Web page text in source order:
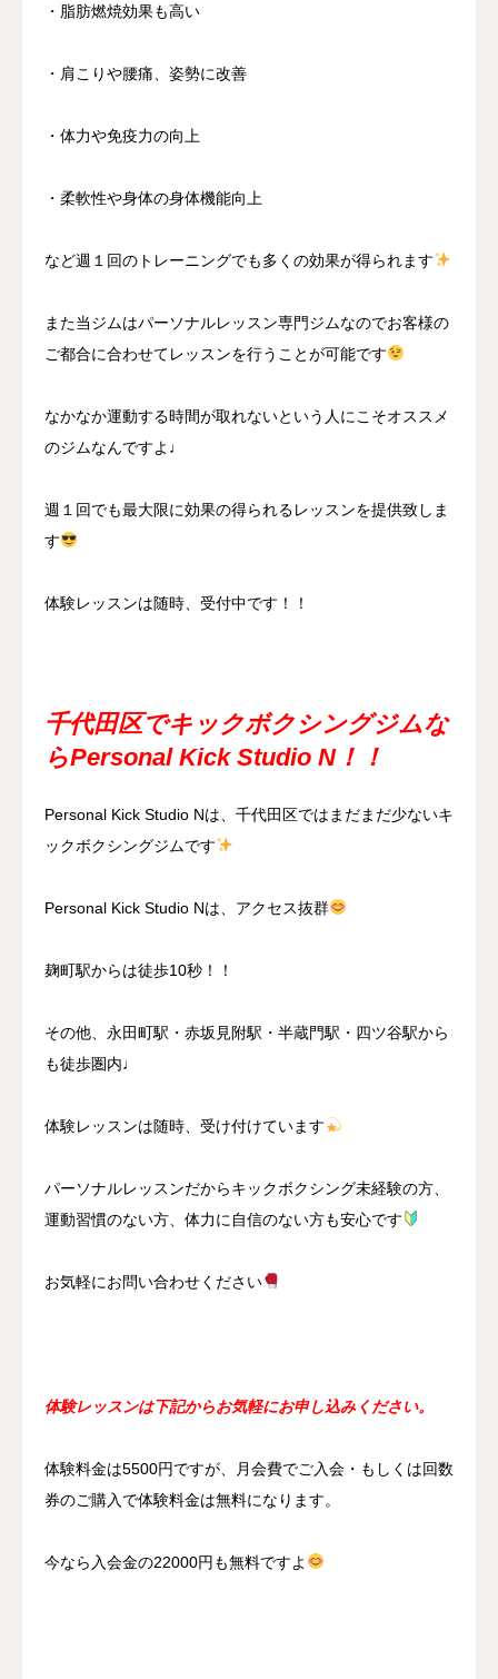
・脂肪燃焼効果も高い
・肩こりや腰痛、姿勢に改善
・体力や免疫力の向上
・柔軟性や身体の身体機能向上
など週１回のトレーニングでも多くの効果が得られます
また当ジムはパーソナルレッスン専門ジムなのでお客様の
ご都合に合わせてレッスンを行うことが可能です
なかなか運動する時間が取れないという人にこそオススメ
のジムなんですよ♩
週１回でも最大限に効果の得られるレッスンを提供致しま
す
体験レッスンは随時、受付中です！！
千代田区でキックボクシングジムな
らPersonal Kick Studio N！！
Personal Kick Studio Nは、千代田区ではまだまだ少ないキ
ックボクシングジムです
Personal Kick Studio Nは、アクセス抜群
麹町駅からは徒歩10秒！！
その他、永田町駅・赤坂見附駅・半蔵門駅・四ツ谷駅から
も徒歩圏内♩
体験レッスンは随時、受け付けています
パーソナルレッスンだからキックボクシング未経験の方、
運動習慣のない方、体力に自信のない方も安心です
お気軽にお問い合わせください
体験レッスンは下記からお気軽にお申し込みください。
体験料金は5500円ですが、月会費でご入会・もしくは回数
券のご購入で体験料金は無料になります。
今なら入会金の22000円も無料ですよ